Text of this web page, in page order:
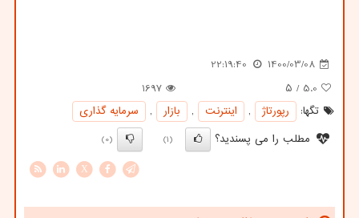
1400/03/08
22:19:40
5.0 / ۵
1697
تگها:
رپورتاژ , اینترنت , بازار ,
سرمایه گذاری
مطلب را می پسندید؟
(1)
(0)
X